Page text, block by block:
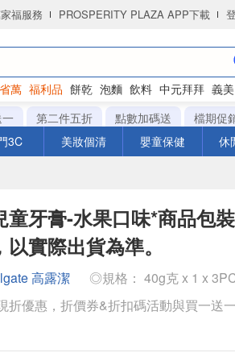
福服務 PROSPERITY PLAZA APP下載
萬 福利品 餅乾 泡麵 飲料 中元拜拜 義美
第二件五折 點數加碼送 檔期促
3C 美妝個清 嬰童保健 休
童牙膏-水果口味*商品包
實際出貨為準。
高露潔
◎規格： 40g克 x 1 x
折優惠，折價券&折扣碼活動與買一送